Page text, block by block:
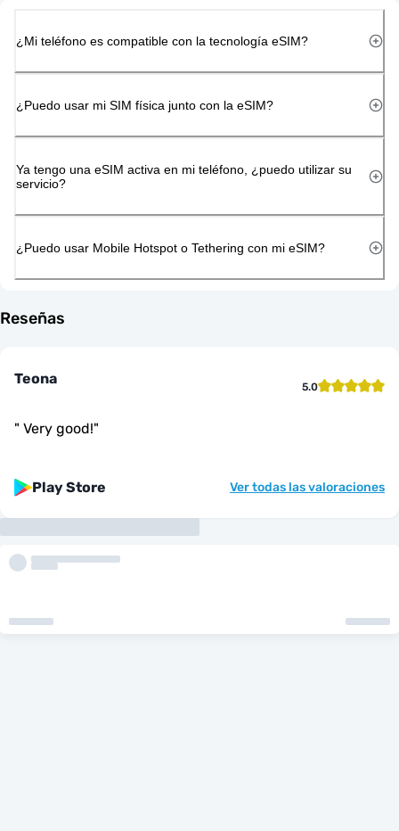
¿Mi teléfono es compatible con la tecnología eSIM?
¿Puedo usar mi SIM física junto con la eSIM?
Ya tengo una eSIM activa en mi teléfono, ¿puedo utilizar su
servicio?
¿Puedo usar Mobile Hotspot o Tethering con mi eSIM?
Reseñas
Teona 5.0
" Very good!"
Play Store Ver todas las valoraciones